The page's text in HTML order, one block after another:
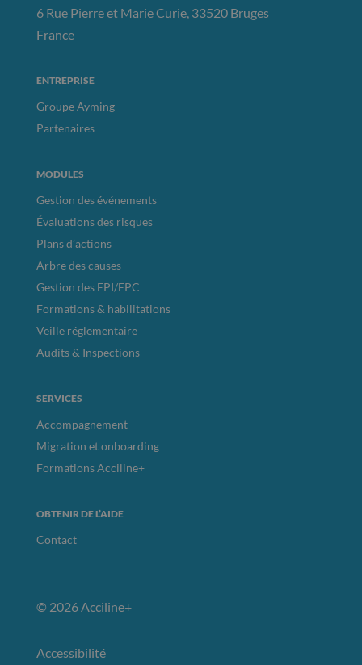
6 Rue Pierre et Marie Curie, 33520 Bruges
France
ENTREPRISE
Groupe Ayming
Partenaires
MODULES
Gestion des événements
Évaluations des risques
Plans d’actions
Arbre des causes
Gestion des EPI/EPC
Formations & habilitations
Veille réglementaire
Audits & Inspections
SERVICES
Accompagnement
Migration et onboarding
Formations Acciline+
OBTENIR DE L’AIDE
Contact
© 2026 Acciline+
Accessibilité